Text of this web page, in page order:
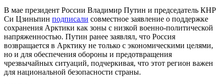
В мае президент России Владимир Путин и председатель КНР
Си Цзиньпин подписали совместное заявление о поддержке
сохранения Арктики как зоны с низкой военно-политической
напряженностью. Путин ранее заявлял, что Россия
возвращается в Арктику не только с экономическими целями,
но и для обеспечения обороны и предотвращения
чрезвычайных ситуаций, подчеркивая, что этот регион важен
для национальной безопасности страны.